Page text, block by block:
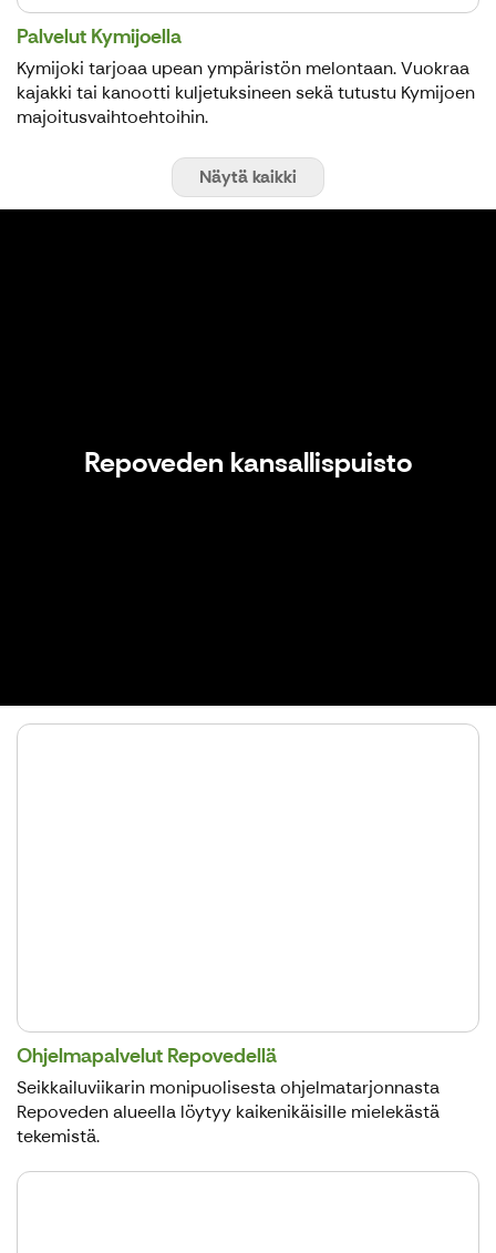
Palvelut Kymijoella
Kymijoki tarjoaa upean ympäristön melontaan. Vuokraa
kajakki tai kanootti kuljetuksineen sekä tutustu Kymijoen
majoitusvaihtoehtoihin.
Näytä kaikki
Repoveden kansallispuisto
Ohjelmapalvelut Repovedellä
Seikkailuviikarin monipuolisesta ohjelmatarjonnasta
Repoveden alueella löytyy kaikenikäisille mielekästä
tekemistä.